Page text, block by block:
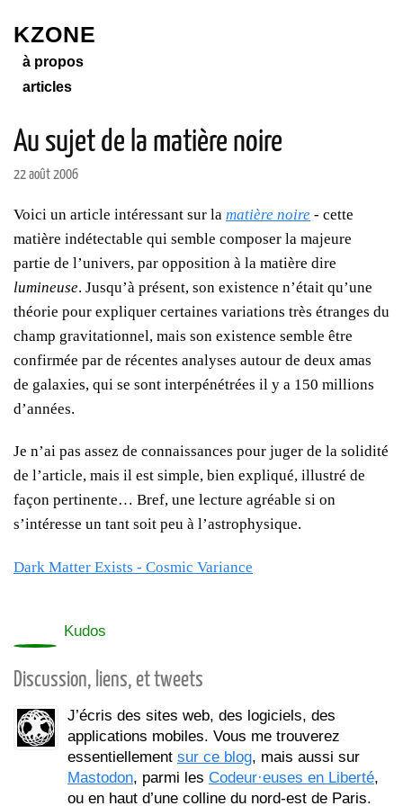
KZONE
à propos
articles
Au sujet de la matière noire
22 août 2006
Voici un article intéressant sur la matière noire - cette
matière indétectable qui semble composer la majeure
partie de l’univers, par opposition à la matière dire
lumineuse. Jusqu’à présent, son existence n’était qu’une
théorie pour expliquer certaines variations très étranges du
champ gravitationnel, mais son existence semble être
confirmée par de récentes analyses autour de deux amas
de galaxies, qui se sont interpénétrées il y a 150 millions
d’années.
Je n’ai pas assez de connaissances pour juger de la solidité
de l’article, mais il est simple, bien expliqué, illustré de
façon pertinente… Bref, une lecture agréable si on
s’intéresse un tant soit peu à l’astrophysique.
Dark Matter Exists - Cosmic Variance
Kudos
Discussion, liens, et tweets
J’écris des sites web, des logiciels, des
applications mobiles. Vous me trouverez
essentiellement sur ce blog, mais aussi sur
Mastodon, parmi les Codeur·euses en Liberté,
ou en haut d’une colline du nord-est de Paris.